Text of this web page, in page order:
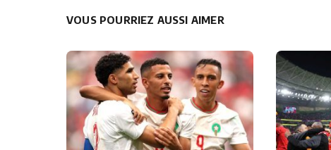
VOUS POURRIEZ AUSSI AIMER